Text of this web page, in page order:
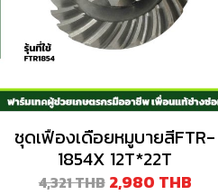
ชุดเฟืองเดือยหมูบายสีFTR-
1854X 12T*22T
4,321 THB 2,980 THB